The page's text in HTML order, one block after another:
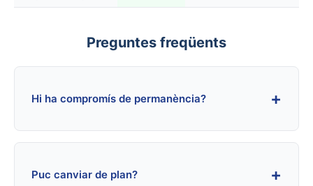
Preguntes freqüents
Hi ha compromís de permanència? +
Puc canviar de plan? +